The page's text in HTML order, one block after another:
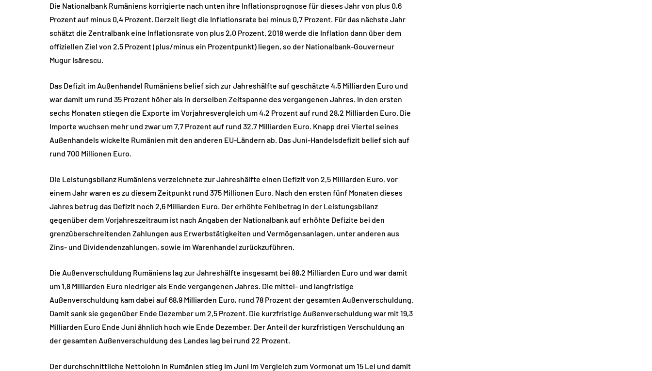
Die Nationalbank Rumäniens korrigierte nach unten ihre Inflationsprognose für dieses Jahr von plus 0,6
Prozent auf minus 0,4 Prozent. Derzeit liegt die Inflationsrate bei minus 0,7 Prozent. Für das nächste Jahr
schätzt die Zentralbank eine Inflationsrate von plus 2,0 Prozent. 2018 werde die Inflation dann über dem
offiziellen Ziel von 2,5 Prozent (plus/minus ein Prozentpunkt) liegen, so der Nationalbank-Gouverneur
Mugur Isãrescu.
Das Defizit im Außenhandel Rumäniens belief sich zur Jahreshälfte auf geschätzte 4,5 Milliarden Euro und
war damit um rund 35 Prozent höher als in derselben Zeitspanne des vergangenen Jahres. In den ersten
sechs Monaten stiegen die Exporte im Vorjahresvergleich um 4,2 Prozent auf rund 28,2 Milliarden Euro. Die
Importe wuchsen mehr und zwar um 7,7 Prozent auf rund 32,7 Milliarden Euro. Knapp drei Viertel seines
Außenhandels wickelte Rumänien mit den anderen EU-Ländern ab. Das Juni-Handelsdefizit belief sich auf
rund 700 Millionen Euro.
Die Leistungsbilanz Rumäniens verzeichnete zur Jahreshälfte einen Defizit von 2,5 Milliarden Euro, vor
einem Jahr waren es zu diesem Zeitpunkt rund 375 Millionen Euro. Nach den ersten fünf Monaten dieses
Jahres betrug das Defizit noch 2,6 Milliarden Euro. Der erhöhte Fehlbetrag in der Leistungsbilanz
gegenüber dem Vorjahreszeitraum ist nach Angaben der Nationalbank auf erhöhte Defizite bei den
grenzüberschreitenden Zahlungen aus Erwerbstätigkeiten und Vermögensanlagen, unter anderen aus
Zins- und Dividendenzahlungen, sowie im Warenhandel zurückzuführen.
Die Außenverschuldung Rumäniens lag zur Jahreshälfte insgesamt bei 88,2 Milliarden Euro und war damit
um 1,8 Milliarden Euro niedriger als Ende vergangenen Jahres. Die mittel- und langfristige
Außenverschuldung kam dabei auf 68,9 Milliarden Euro, rund 78 Prozent der gesamten Außenverschuldung.
Damit sank sie gegenüber Ende Dezember um 2,5 Prozent. Die kurzfristige Außenverschuldung war mit 19,3
Milliarden Euro Ende Juni ähnlich hoch wie Ende Dezember. Der Anteil der kurzfristigen Verschuldung an
der gesamten Außenverschuldung des Landes lag bei rund 22 Prozent.
Der durchschnittliche Nettolohn in Rumänien stieg im Juni im Vergleich zum Vormonat um 15 Lei und damit